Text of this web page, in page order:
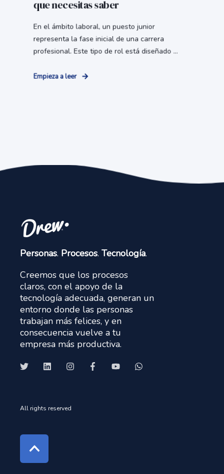
que necesitas saber
En el ámbito laboral, un puesto junior
representa la fase inicial de una carrera
profesional. Este tipo de rol está diseñado ...
Empieza a leer
Personas. Procesos. Tecnología.
Creemos que los procesos
claros, con el apoyo de la
tecnología adecuada, generan un
entorno donde las personas
trabajan más felices, y en
consecuencia vuelve a tu
empresa más productiva.
All rights reserved